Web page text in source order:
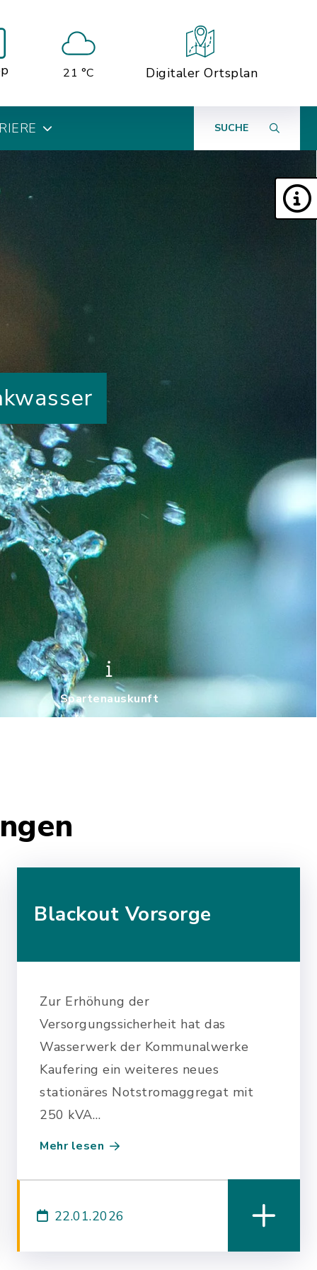
21 °C Digitaler Ortsplan
SUCHE
Spartenauskunft
Blackout Vorsorge
Zur Erhöhung der
Versorgungssicherheit hat das
Wasserwerk der Kommunalwerke
Kaufering ein weiteres neues
stationäres Notstromaggregat mit
250 kVA…
Mehr lesen
22.01.2026